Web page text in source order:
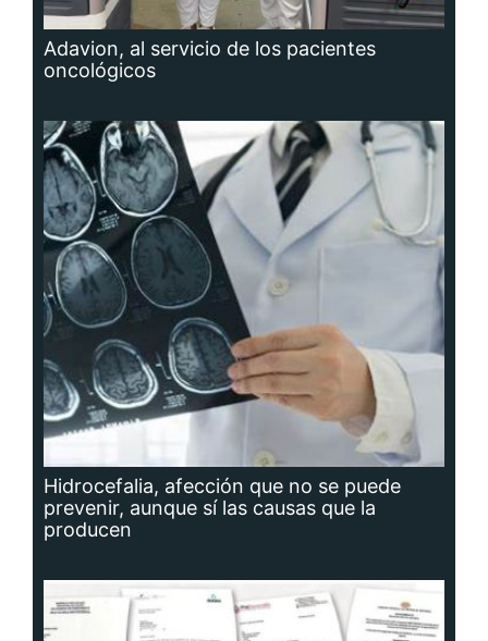
Adavion, al servicio de los pacientes
oncológicos
Hidrocefalia, afección que no se puede
prevenir, aunque sí las causas que la
producen